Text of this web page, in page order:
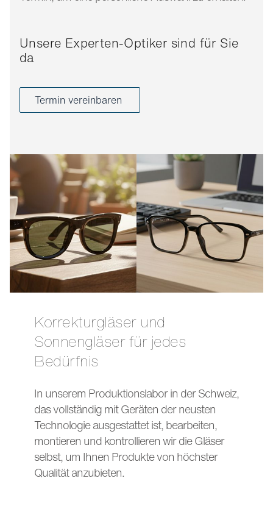
Unsere Experten-Optiker sind für Sie
da
Termin vereinbaren
Korrekturgläser und
Sonnengläser für jedes
Bedürfnis
In unserem Produktionslabor in der Schweiz,
das vollständig mit Geräten der neusten
Technologie ausgestattet ist, bearbeiten,
montieren und kontrollieren wir die Gläser
selbst, um Ihnen Produkte von höchster
Qualität anzubieten.